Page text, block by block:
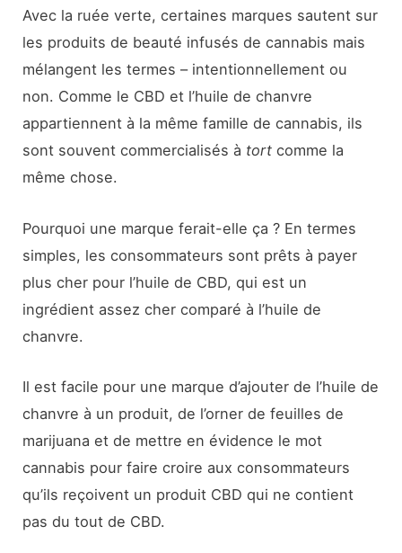
Avec la ruée verte, certaines marques sautent sur
les produits de beauté infusés de cannabis mais
mélangent les termes – intentionnellement ou
non. Comme le CBD et l’huile de chanvre
appartiennent à la même famille de cannabis, ils
sont souvent commercialisés à tort comme la
même chose.
Pourquoi une marque ferait-elle ça ? En termes
simples, les consommateurs sont prêts à payer
plus cher pour l’huile de CBD, qui est un
ingrédient assez cher comparé à l’huile de
chanvre.
Il est facile pour une marque d’ajouter de l’huile de
chanvre à un produit, de l’orner de feuilles de
marijuana et de mettre en évidence le mot
cannabis pour faire croire aux consommateurs
qu’ils reçoivent un produit CBD qui ne contient
pas du tout de CBD.